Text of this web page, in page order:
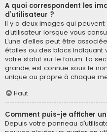
A quoi correspondent les
d’utilisateur ?
Il y a deux images qui
d’utilisateur lorsque vous
L’une d’elles peut être
étoiles ou des blocs
votre statut sur le forum. La
grande, est connue sous le
unique ou propre à chaque
Haut
Comment puis-je afficher
Depuis votre panneau